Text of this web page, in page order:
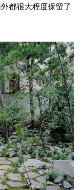
都很大程度保留了